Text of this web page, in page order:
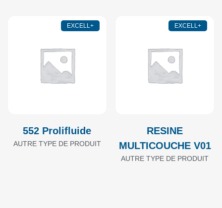
EXCELL+
552 Prolifluide
AUTRE TYPE DE PRODUIT
EXCELL+
RESINE
MULTICOUCHE V01
AUTRE TYPE DE PRODUIT